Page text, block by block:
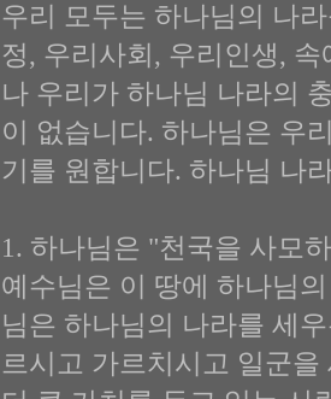
우리 모두는 하나님의 나
정, 우리사회, 우리인생,
나 우리가 하나님 나라의
이 없습니다. 하나님은 우
기를 원합니다. 하나님 나
1. 하나님은 "천국을 사모
예수님은 이 땅에 하나님
님은 하나님의 나라를 세
르시고 가르치시고 일군